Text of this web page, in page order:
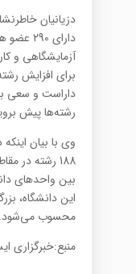
دزیانیان
دارای
آزمایشگاهی و
برای افزایش
داراست و سعی
رشته‌ها پیش
وی با بیان
188 رشته در
بین واحدهای
این دانشگاه،
محسوب می‌شود.
منبع:خبرگزاری